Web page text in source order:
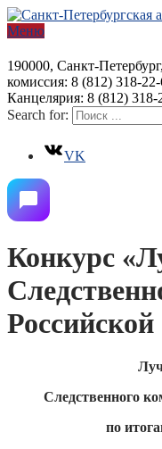
Меню
190000, Санкт-
комиссия: 8 (812) 318-22-
Канцелярия: 8 (812) 318-
Search for:
VK
Конкурс
Следственного
по